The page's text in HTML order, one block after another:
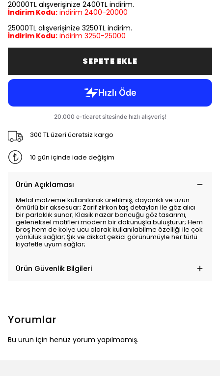
20000TL alışverişinize 2400TL indirim.
İndirim Kodu: indirim 2400-20000
25000TL alışverişinize 3250TL indirim.
İndirim Kodu: indirim 3250-25000
SEPETE EKLE
300 TL üzeri ücretsiz kargo
10 gün içinde iade değişim
Ürün Açıklaması
Metal malzeme kullanılarak üretilmiş, dayanıklı ve uzun
ömürlü bir aksesuar; Zarif zirkon taş detayları ile göz alıcı
bir parlaklık sunar; Klasik nazar boncuğu göz tasarımı,
geleneksel motifleri modern bir dokunuşla buluşturur; Hem
broş hem de kolye ucu olarak kullanılabilme özelliği ile çok
yönlülük sağlar; Şık ve dikkat çekici görünümüyle her türlü
kıyafetle uyum sağlar;
Ürün Güvenlik Bilgileri
Yorumlar
Bu ürün için henüz yorum yapılmamış.